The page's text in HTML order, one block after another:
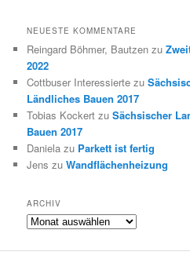
NEUESTE KOMMENTARE
Reingard Böhmer, Bautzen zu
2022
Cottbuser Interessierte zu
Ländliches Bauen 2017
Tobias Kockert zuSächsischer
Bauen 2017
Daniela zu Parkett ist fertig
Jens zuWandflächenheizung
ARCHIV
Archiv